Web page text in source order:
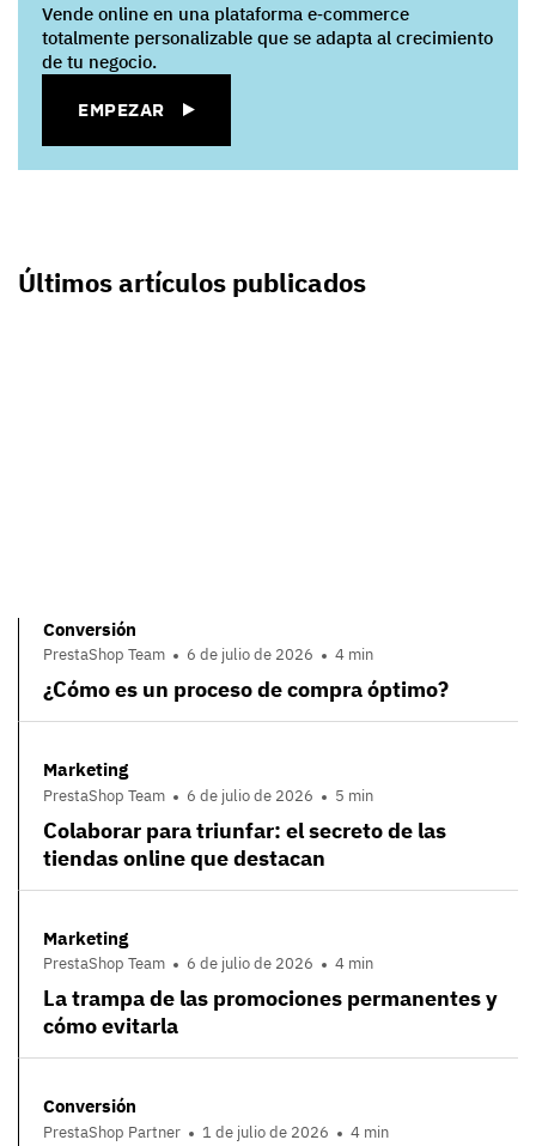
Vende online en una plataforma e‑commerce
totalmente personalizable que se adapta al crecimiento
de tu negocio.
EMPEZAR
Últimos artículos publicados
Conversión
PrestaShop Team 6 de julio de 2026 4 min
¿Cómo es un proceso de compra óptimo?
Marketing
PrestaShop Team 6 de julio de 2026 5 min
Colaborar para triunfar: el secreto de las
tiendas online que destacan
Marketing
PrestaShop Team 6 de julio de 2026 4 min
La trampa de las promociones permanentes y
cómo evitarla
Conversión
PrestaShop Partner 1 de julio de 2026 4 min